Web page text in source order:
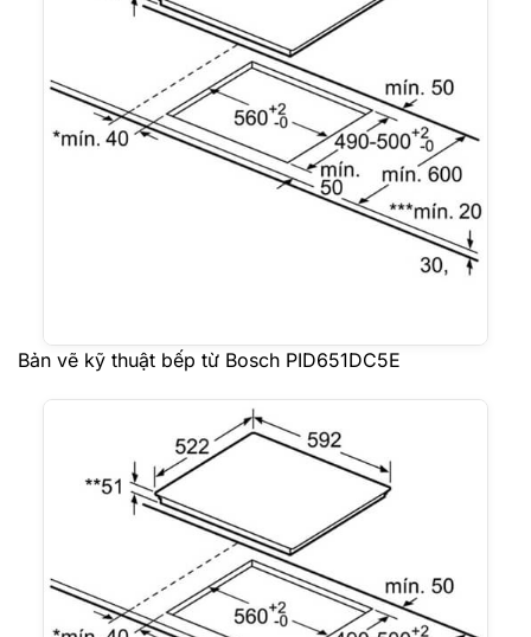
Bản vẽ kỹ thuật bếp từ Bosch PID651DC5E